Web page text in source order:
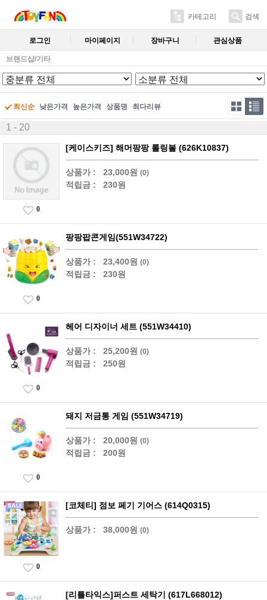
카테고리 검색
로그인 마이페이지 장바구니 관심상품
브랜드샵/기타
최신순 낮은가격 높은가격 상품명 최다리뷰
1 - 20
[케이스키즈] 해머팡팡 롤링볼 (626K10837)
상품가 : 23,000원 (0)
적립금 : 230원
0
팡팡팝콘게임(551W34722)
상품가 : 23,400원 (0)
적립금 : 230원
0
헤어 디자이너 세트 (551W34410)
상품가 : 25,200원 (0)
적립금 : 250원
0
돼지 저금통 게임 (551W34719)
상품가 : 20,000원 (0)
적립금 : 200원
0
[코체티] 점보 페기 기어스 (614Q0315)
상품가 : 38,000원 (0)
0
[리틀타익스]퍼스트 세탁기 (617L668012)